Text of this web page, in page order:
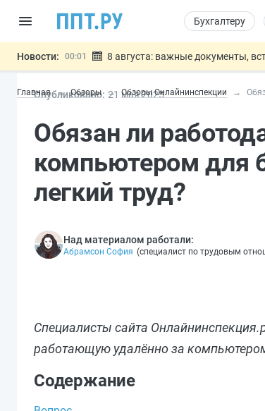
Бухгалтеру
Новости: 00:01 8 августа: важные документы,
07.08 Дистанционную работу
07.08
Важно Разработают единые
Главная Обзоры Обзоры Онлайнинспекции
Опубликовано: 21 мая 2025
Обязан ли
компьютером для
легкий труд?
Над материалом работали:
Абрамсон София (специалист по трудовым
Специалисты сайта
работающую удалённо за
Содержание